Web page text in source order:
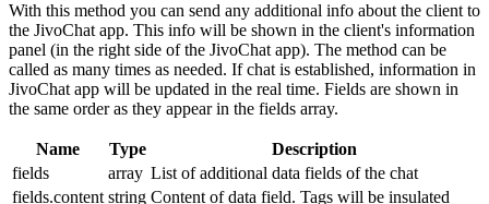
With this method you can send any additional info about the client to
the JivoChat app. This info will be shown in the client's information
panel (in the right side of the JivoChat app). The method can be
called as many times as needed. If chat is established, information in
JivoChat app will be updated in the real time. Fields are shown in
the same order as they appear in the fields array.
Name Type
Description
fields
array List of additional data fields of the chat
fields.content string Content of data field. Tags will be insulated